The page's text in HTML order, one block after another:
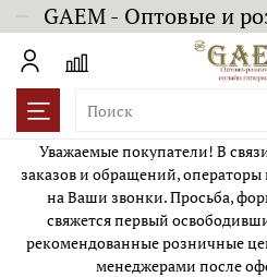
GAEM - Оптовые и
Уважаемые покупатели! В
заказов и обращений, операторы
на Ваши звонки. Просьба,
свяжется первый
рекомендованные розничные
менеджерами после